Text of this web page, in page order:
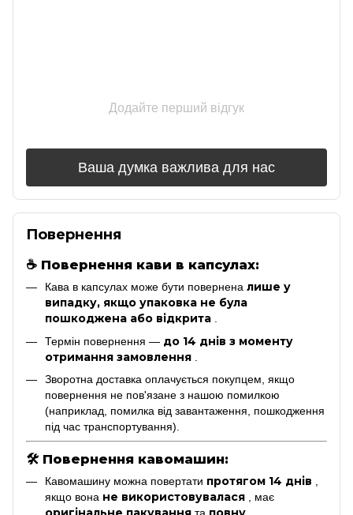
Додайте перший відгук
Ваша думка важлива для нас
Повернення
☕ Повернення кави в капсулах:
Кава в капсулах може бути повернена лише у
випадку, якщо упаковка не була
пошкоджена або відкрита .
Термін повернення — до 14 днів з моменту
отримання замовлення
Зворотна доставка оплачується покупцем, якщо
повернення не пов'язане з нашою помилкою
(наприклад, помилка від завантаження, пошкодження
під час транспортування).
🛠 Повернення кавомашин:
Кавомашину можна повертати протягом 14 днів ,
якщо вона не використовувалася , має